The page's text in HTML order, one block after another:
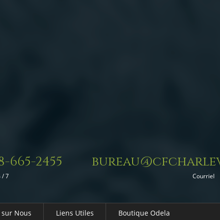
665-2455
/ 7 Courriel
sur Nous Liens Utiles Boutique Odela